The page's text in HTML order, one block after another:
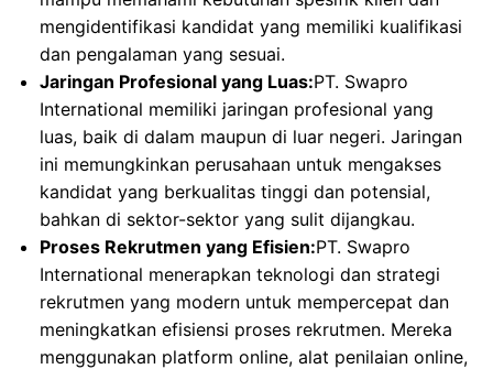
mengidentifikasi kandidat yang memiliki kualifikasi
dan pengalaman yang sesuai.
Jaringan Profesional yang Luas:PT. Swapro
International memiliki jaringan profesional yang
luas, baik di dalam maupun di luar negeri. Jaringan
ini memungkinkan perusahaan untuk mengakses
kandidat yang berkualitas tinggi dan potensial,
bahkan di sektor-sektor yang sulit dijangkau.
Proses Rekrutmen yang Efisien:PT. Swapro
International menerapkan teknologi dan strategi
rekrutmen yang modern untuk mempercepat dan
meningkatkan efisiensi proses rekrutmen. Mereka
menggunakan platform online, alat penilaian online,